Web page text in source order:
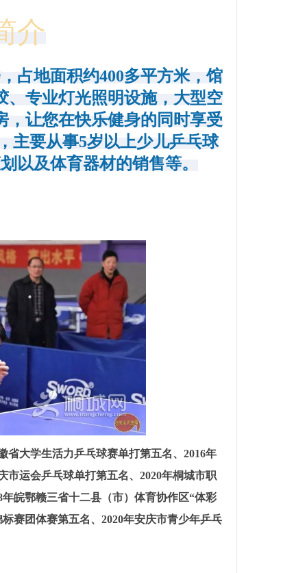
介
占地面积约400多平方米，馆
、专业灯光照明设施，大型空
，让您在快乐健身的同时享受
主要从事5岁以上少儿乒乓球
以及体育器材的销售等。
省大学生活力乒乓球赛单打第五名、2016年
市运会乒乓球单打第五名、2020年桐城市职
皖鄂赣三省十二县（市）体育协作区“体彩
赛团体赛第五名、2020年安庆市青少年乒乓